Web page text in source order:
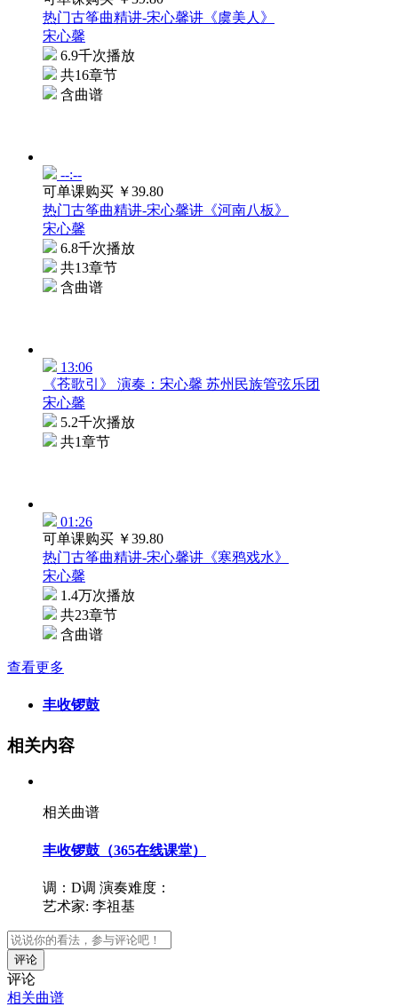
热门古筝曲精讲-宋心馨讲《虞美人》
宋心馨
6.9千次播放
共16章节
含曲谱
--:--
可单课购买 ￥39.80
热门古筝曲精讲-宋心馨讲《河南八板》
宋心馨
6.8千次播放
共13章节
含曲谱
13:06
《苍歌引》 演奏：宋心馨 苏州民族管弦乐团
宋心馨
5.2千次播放
共1章节
01:26
可单课购买 ￥39.80
热门古筝曲精讲-宋心馨讲《寒鸦戏水》
宋心馨
1.4万次播放
共23章节
含曲谱
查看更多
丰收锣鼓
相关内容
相关曲谱
丰收锣鼓（365在线课堂）
调：D调 演奏难度：
艺术家: 李祖基
评论
评论
相关曲谱